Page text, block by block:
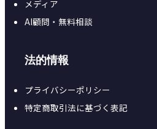
メディア
AI顧問・無料相談
法的情報
プライバシーポリシー
特定商取引法に基づく表記